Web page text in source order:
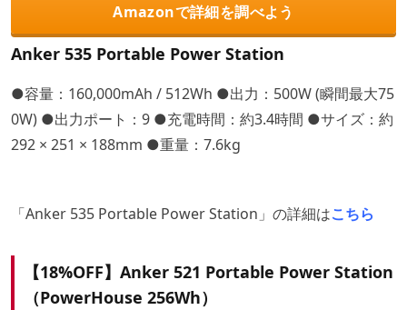
Amazonで詳細を調べよう
Anker 535 Portable Power Station
●容量：160,000mAh / 512Wh ●出力：500W (瞬間最大75
0W) ●出力ポート：9 ●充電時間：約3.4時間 ●サイズ：約
292 × 251 × 188mm ●重量：7.6kg
「Anker 535 Portable Power Station」の詳細はこちら
【18%OFF】Anker 521 Portable Power Station
（PowerHouse 256Wh）